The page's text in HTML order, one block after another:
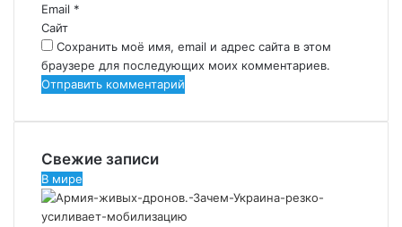
и
й
*
Email *
Сайт
Сохранить моё имя, email и адрес сайта в этом
браузере для последующих моих комментариев.
Свежие записи
В мире